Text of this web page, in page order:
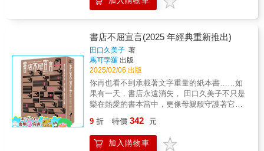
四年最受期待書籍」（Lit Hub's "Most
Anticipated Books of 2024"）【聯合推薦】小
憩｜人生觀察粉專主理人宋怡慧｜丹鳳高中圖
書館主任李屏瑤｜作家李信賢｜政大書城經理
洪沛澤｜現流冊店店長洪毓穗｜晴耕雨讀小書
院店主馬欣｜作家許俐葳｜小說家解永華｜師
大白鹿洞店長詹慶齡｜主播、名人書房主持人
鄭俊德｜閱讀人社群主編
書‧給順利考上大學、即將搬出去住的女兒的一
本書‧一本很容易寫閱讀心得的書（？！）‧讓先
生可以下廚的一本書◆書店員大小事！有時溫
馨、有時痠痛、有時傻眼貓咪的實境插圖～─經
常被問的問題，除了買書之外，就是問路。
（xx店在哪／捷運怎麼走／廁所在？）─書店員
有高機率都戴眼鏡，以及100%隨身帶筆。─最
常見的職業傷害：閃到腰。─每天在店裡日行超
過1萬步是小意思。（2萬步也是稀鬆平常）
【書店職人串聯好評大推！】‧將哭笑不得的問
題，美妙的轉為溫暖的回憶，或許那時推薦的
──HyRead電子書店行銷企劃｜Winnie‧簡單的
愛款待的閱讀角落：溫暖與療癒身心的好所在○
晨熹社：從家出發，有滋有味的繪本書店○ 爬
室」○ 版本書店：安寧醫師實踐人文醫療的多
元平台● 第四部：台灣閱讀風景線的多元樣貌○
書集囍室：鹿港小鎮古色古香的老屋風情畫○
瑯嬛書屋：關懷平權與弱勢的性別主題書店○
駅本屋：礁溪車站旁可足浴閱讀的溫泉書店
※※※在路上，尋找旅讀的理由一場與臺灣獨立
書店的深度對話一段屬於自己的詩意時光
本書！》走訪臺灣12個縣市、訪談超過30位書
店店主，精選16家獨立書店，透過對臺灣多元
文化的理解、對推廣閱讀的熱情，走訪特色書
量──《1984》 ◎夢想跟金錢，只能擇一追
捷徑──《關於跑步，我說的其實是……》
作者李尚龍為百萬暢銷書作家， 曾獲選年
度影響力作家、亞洲好書榜「年度勵志作
家」， 2024年在矽谷創業，受邀在哈佛演
講《人工智慧時代下的內容創作》。 AI正
在改變一切，包括我們的學習、生活，甚至人
際交往模式。 但有一樣東西無法被替代
――文學經典作品帶給人的心靈震撼。 我
能做我喜歡的事，同時又有錢嗎？窮小子能翻
善良嗎？幸福究竟是什麼？ 答案就在經典
書店不屈宣言(2025 年經典重新推出)
田口久美子 著
馬可孛羅 出版
2025/02/06 出版
你再也看不到承載著文字重量的紙本書……如
果有一天，書店永遠消失， 田口久美子不只是
樂在熱愛的書本當中，更像母親般守護著它們
德686 也許下個十年，將再沒有書店店員這個
職位。那些守護著書本的人們，也會消失
嗎？ 田口久美子於一九七三年開啟書店店員生
9 折 特價 342 元
加入購物車